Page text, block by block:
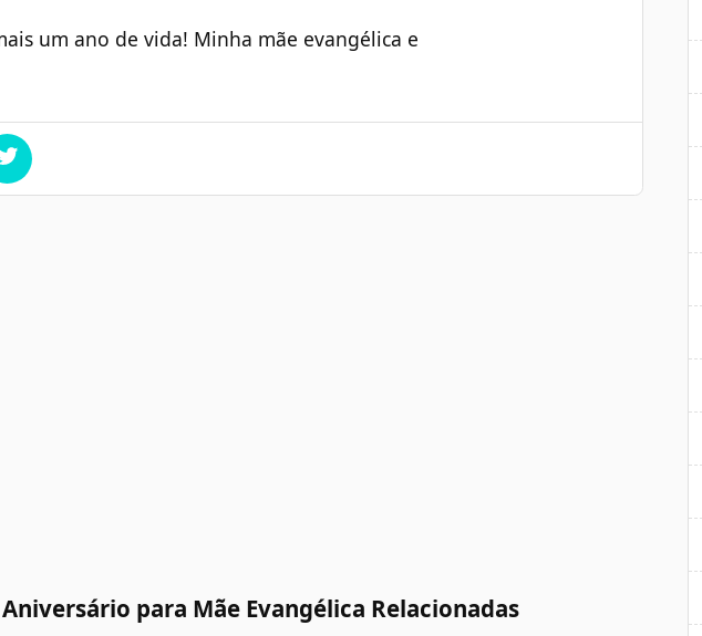
um ano de vida! Minha mãe evangélica e
para Mãe Evangélica Relacionadas